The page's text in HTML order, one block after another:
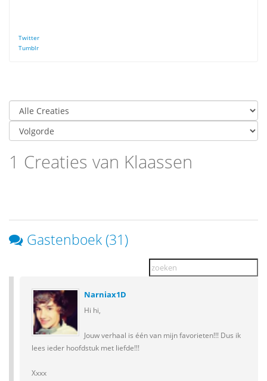
Twitter
Tumblr
1 Creaties van Klaassen
Gastenboek (31)
Narniax1D
Hi hi,
Jouw verhaal is één van mijn favorieten!!! Dus ik
lees ieder hoofdstuk met liefde!!!
Xxxx